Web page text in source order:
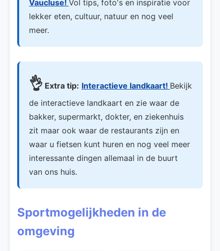
Vaucluse! Vol tips, foto's en inspiratie voor
lekker eten, cultuur, natuur en nog veel
meer.
👌 Extra tip: Interactieve landkaart! Bekijk
de interactieve landkaart en zie waar de
bakker, supermarkt, dokter, en ziekenhuis
zit maar ook waar de restaurants zijn en
waar u fietsen kunt huren en nog veel meer
interessante dingen allemaal in de buurt
van ons huis.
Sportmogelijkheden in de
omgeving